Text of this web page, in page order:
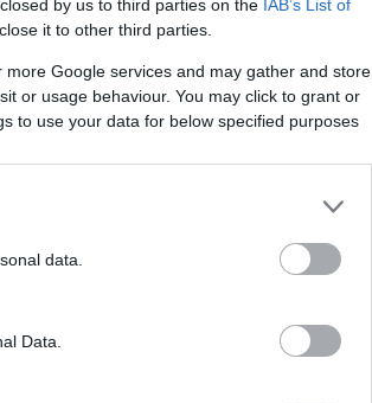
by us to third parties on the IAB’s List of
it to other third parties.
Google services and may gather and store
or usage behaviour. You may click to grant or
to use your data for below specified purposes
data.
Data.
fått nok. Han bryter løpet og
i Trondheim, som hadde vært det
i Planica, ofrer han ikke en tanke.
ville brenne både ski og staver. Foto: